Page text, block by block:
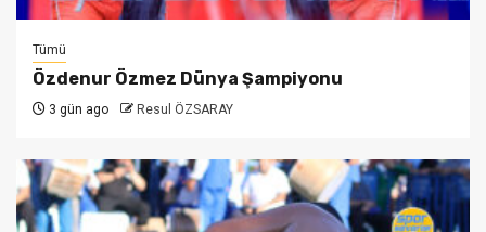
Tümü
Özdenur Özmez Dünya Şampiyonu
3 gün ago Resul ÖZSARAY